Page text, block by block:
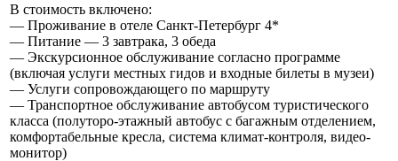
В стоимость включено:
— Проживание в отеле Санкт-Петербург 4*
— Питание — 3 завтрака, 3 обеда
— Экскурсионное обслуживание согласно программе
(включая услуги местных гидов и входные билеты в музеи)
— Услуги сопровождающего по маршруту
— Транспортное обслуживание автобусом туристического
класса (полуторо-этажный автобус с багажным отделением,
комфортабельные кресла, система климат-контроля, видео-
монитор)